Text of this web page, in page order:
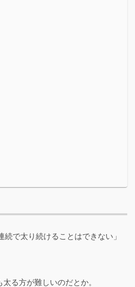
続で太り続けることはできない」
る方が難しいのだとか。